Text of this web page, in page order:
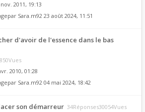
2011, 19:13
Sara.m92 23 août 2024, 11:51
d'avoir de l'essence dans le bas
2010, 01:28
Sara.m92 04 mai 2024, 18:42
son démarreur 34Réponses30054Vues